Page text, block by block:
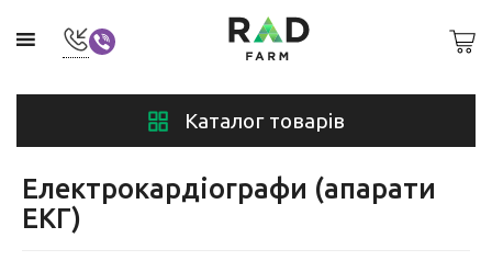
Каталог товарів
Електрокардіографи (апарати
ЕКГ)